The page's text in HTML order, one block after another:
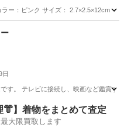
ー：ピンク サイズ： 2.7×2.5×12cm
日
。 テレビに接続し、映画など鑑賞す
👘】着物をまとめて査定
大限買取します